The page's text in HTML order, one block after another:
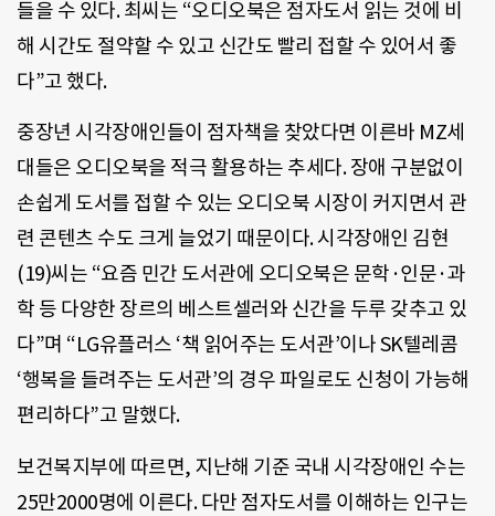
들을 수 있다. 최씨는 “오디오북은 점자도서 읽는 것에 비
해 시간도 절약할 수 있고 신간도 빨리 접할 수 있어서 좋
다”고 했다.
중장년 시각장애인들이 점자책을 찾았다면 이른바 MZ세
대들은 오디오북을 적극 활용하는 추세다. 장애 구분없이
손쉽게 도서를 접할 수 있는 오디오북 시장이 커지면서 관
련 콘텐츠 수도 크게 늘었기 때문이다. 시각장애인 김현
(19)씨는 “요즘 민간 도서관에 오디오북은 문학·인문·과
학 등 다양한 장르의 베스트셀러와 신간을 두루 갖추고 있
다”며 “LG유플러스 ‘책 읽어주는 도서관’이나 SK텔레콤
‘행복을 들려주는 도서관’의 경우 파일로도 신청이 가능해
편리하다”고 말했다.
보건복지부에 따르면, 지난해 기준 국내 시각장애인 수는
25만2000명에 이른다. 다만 점자도서를 이해하는 인구는